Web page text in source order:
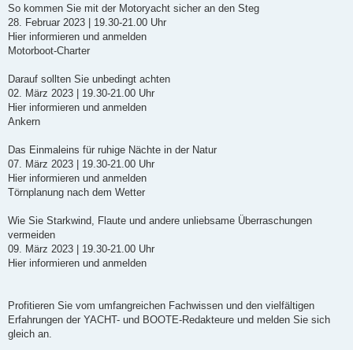
So kommen Sie mit der Motoryacht sicher an den Steg
28. Februar 2023 | 19.30-21.00 Uhr
Hier informieren und anmelden
Motorboot-Charter
Darauf sollten Sie unbedingt achten
02. März 2023 | 19.30-21.00 Uhr
Hier informieren und anmelden
Ankern
Das Einmaleins für ruhige Nächte in der Natur
07. März 2023 | 19.30-21.00 Uhr
Hier informieren und anmelden
Törnplanung nach dem Wetter
Wie Sie Starkwind, Flaute und andere unliebsame Überraschungen
vermeiden
09. März 2023 | 19.30-21.00 Uhr
Hier informieren und anmelden
Profitieren Sie vom umfangreichen Fachwissen und den vielfältigen
Erfahrungen der YACHT- und BOOTE-Redakteure und melden Sie sich
gleich an.